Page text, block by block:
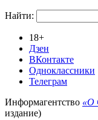
Найти:
18+
Дзен
ВКонтакте
Одноклассники
Телеграм
Информагентство «О
издание)